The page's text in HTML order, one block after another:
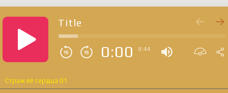
Title
0:00 9:44
Страж её сердца 01